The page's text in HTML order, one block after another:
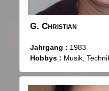
G. Christian
Jahrgang : 1983
Hobbys : Musik,